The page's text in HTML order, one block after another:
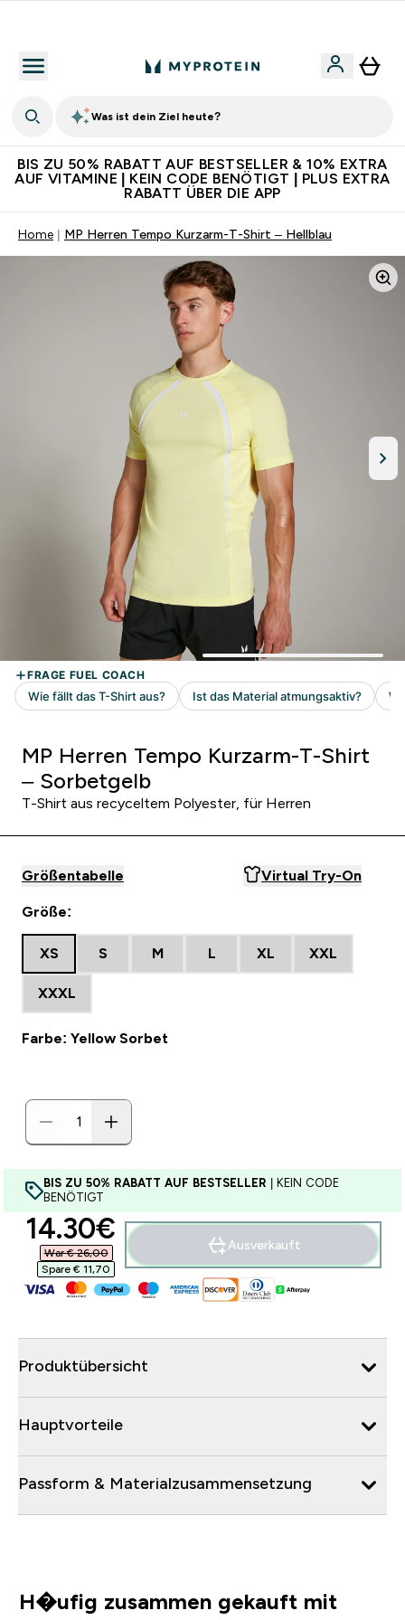
Was ist dein Ziel heute?
BIS ZU 50% RABATT AUF BESTSELLER & 10% EXTRA
AUF VITAMINE | KEIN CODE BENÖTIGT | PLUS EXTRA
RABATT ÜBER DIE APP
Home MP Herren Tempo Kurzarm-T-Shirt – Hellblau
MP Herren Tempo Kurzarm-T-Shirt
– Sorbetgelb
T-Shirt aus recyceltem Polyester, für Herren
Größentabelle Virtual Try-On
Größe:
XS S M L XL XXL
XXXL
Farbe: Yellow Sorbet
BIS ZU 50% RABATT AUF BESTSELLER | KEIN CODE
BENÖTIGT
discounted price
14.30€‎
War € 26,00‎
Spare € 11,70‎
Ausverkauft
Produktübersicht
Hauptvorteile
Passform & Materialzusammensetzung
H�ufig zusammen gekauft mit